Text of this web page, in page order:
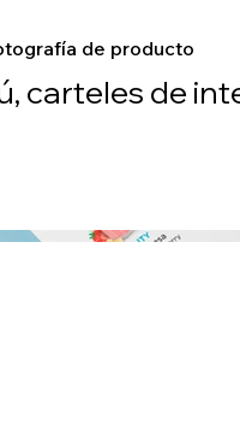
de producto
carteles de